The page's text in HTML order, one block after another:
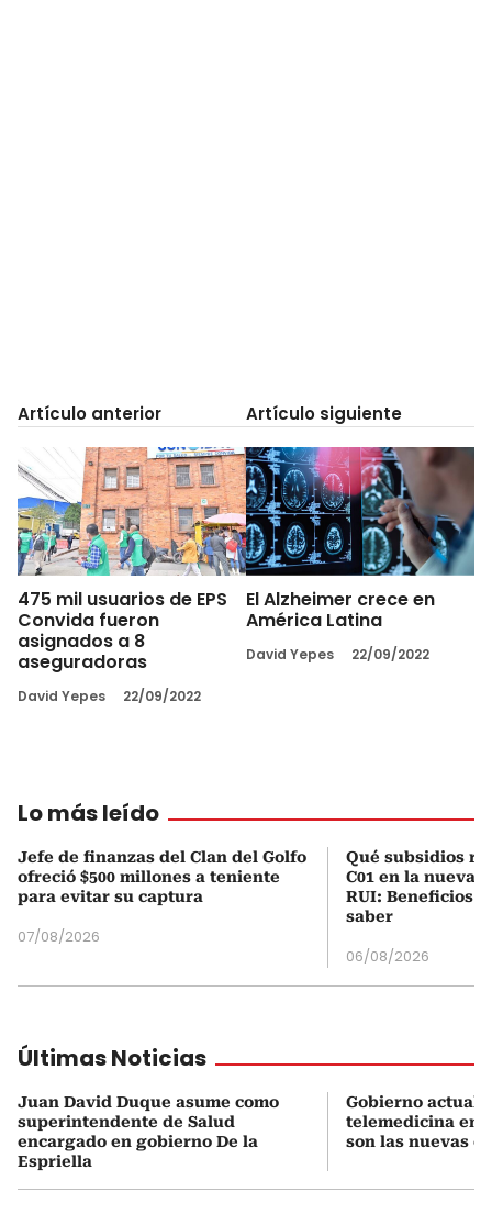
Artículo anterior
475 mil usuarios de EPS
Convida fueron
asignados a 8
aseguradoras
David Yepes 22/09/2022
Artículo siguiente
El Alzheimer crece en
América Latina
David Yepes 22/09/2022
Lo más leído
Jefe de finanzas del Clan del Golfo
ofreció $500 millones a teniente
para evitar su captura
07/08/2026
Qué subsidios
C01 en la nueva
RUI: Beneficios
saber
06/08/2026
Últimas Noticias
Juan David Duque asume como
superintendente de Salud
encargado en gobierno De la
Espriella
Gobierno
telemedicina en
son las nuevas